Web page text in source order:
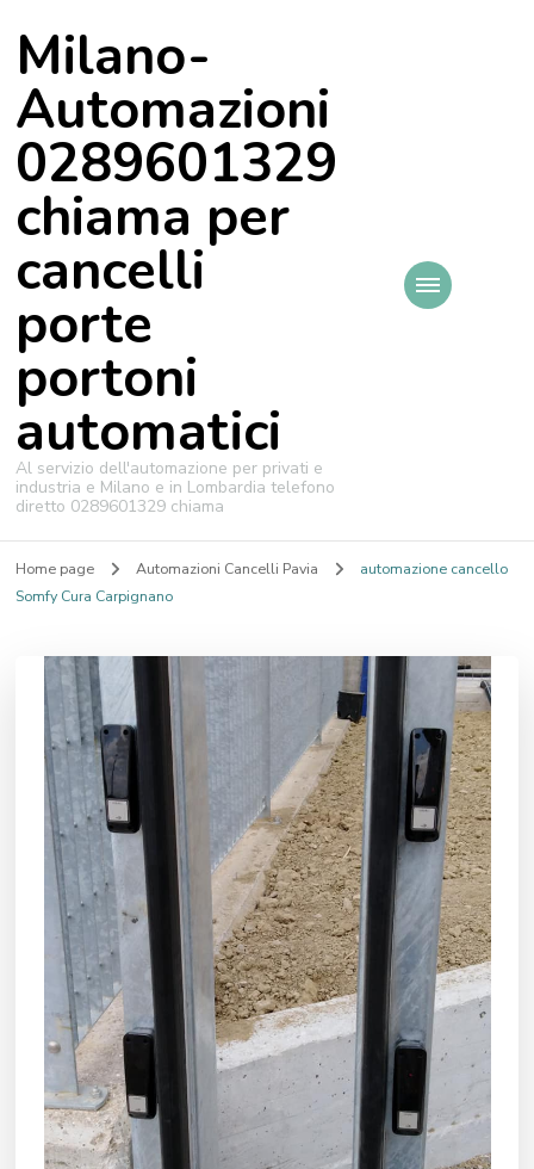
Milano-
Automazioni
0289601329
chiama per
cancelli
porte
portoni
automatici
Al servizio dell'automazione per privati e
industria e Milano e in Lombardia telefono
diretto 0289601329 chiama
Home page Automazioni Cancelli Pavia
automazione cancello
Somfy Cura Carpignano